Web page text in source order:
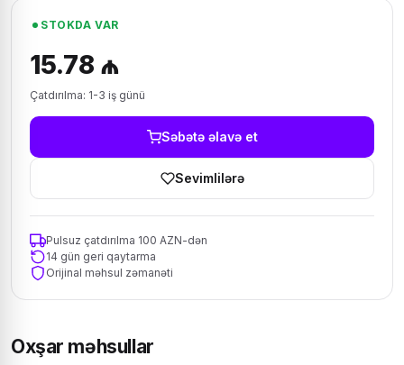
STOKDA VAR
15.78 ₼
Çatdırılma: 1-3 iş günü
Səbətə əlavə et
Sevimlilərə
Pulsuz çatdırılma 100 AZN-dən
14 gün geri qaytarma
Orijinal məhsul zəmanəti
Oxşar məhsullar